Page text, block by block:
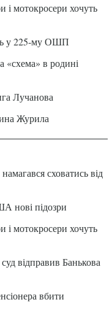
і мотокросери хочуть
у 225-му ОШП
«схема» в родині
Лучанова
Журила
сховатись від
нові підозри
і мотокросери хочуть
відправив Банькова
вбити